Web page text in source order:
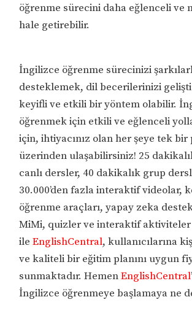
öğrenme sürecini daha eğlenceli ve
hale getirebilir.
İngilizce öğrenme sürecinizi
desteklemek, dil becerilerinizi
keyifli ve etkili bir yöntem olabilir.
öğrenmek için etkili ve eğlenceli
için, ihtiyacınız olan her şeye tek
üzerinden ulaşabilirsiniz! 25
canlı dersler, 40 dakikalık grup
30.000’den fazla interaktif videolar,
öğrenme araçları, yapay zeka
MiMi, quizler ve interaktif aktiviteler
ileEnglishCentral, kullanıcılarına
ve kaliteli bir eğitim planını uygun
sunmaktadır. HemenEnglishCentral
İngilizce öğrenmeye başlamaya ne